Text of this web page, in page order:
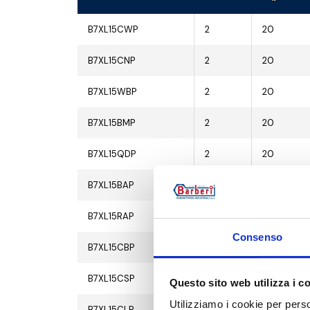
Consenso
Questo sito web utilizza i
Utilizziamo i cookie per
B7XL15CWP 2 20
B7XL15CNP 2 20
B7XL15WBP 2 20
B7XL15BMP 2 20
B7XL15QDP 2 20
B7XL15BAP 2
B7XL15RAP 2 20
B7XL15CBP
B7XL15CSP 2 20